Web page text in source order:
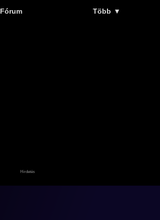
Fórum Több ▼